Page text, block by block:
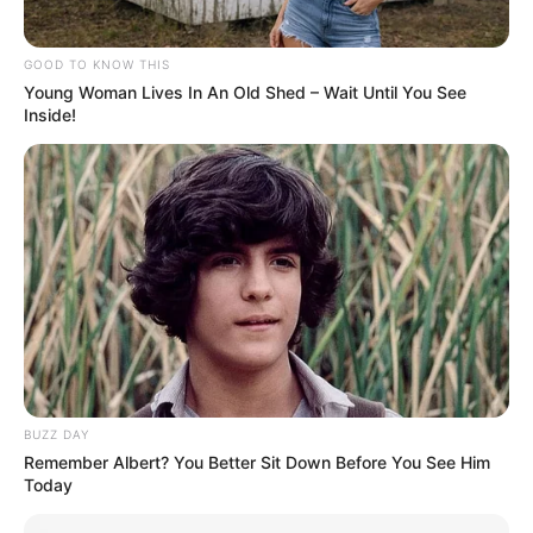
νυχτερινά και εξαιρέσιμα
Γιώργος Μασούρας: Το συγκινητικό
ένα όνειρο ”
Στέλιος Ράμφος: Έφυγε από τη ζωή σε
ηλικία 87 ετών – Η ζωή και η διαδρομή
του σπουδαίου συγγραφέα και
φιλόσοφου
Πώς θα κινηθούν τα ΜΜΜ τον
Αύγουστο – Οι συχνότητες σε Μετρό,
ΗΣΑΠ, Τραμ και λεωφορεία
GOOD TO KNOW THIS
Young Woman Lives In An Old Shed – Wait Until You See
Inside!
BUZZ DAY
Remember Albert? You Better Sit Down Before You See Him
Today